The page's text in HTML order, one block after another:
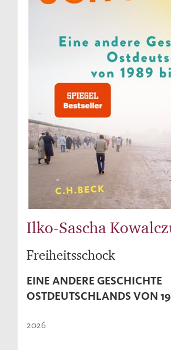
Ilko-Sascha
Freiheitsschock
EINE ANDERE GESCHICHTE
OSTDEUTSCHLANDS VON
2026